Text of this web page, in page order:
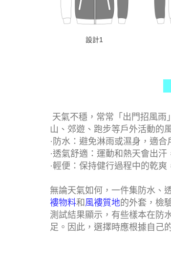
設計1
天氣不穩，常常「出門招風
山、郊遊、跑步等戶外活動的
· 防水：避免淋雨或濕身，適
·透氣舒適：運動和熱天會出汗
·輕便：保持健行過程中的乾爽
無論天氣如何，一件集防水、
褸物料和 風褸質地的外套，檢
測試結果顯示，有些樣本在防
足。因此，選擇時應根據自己